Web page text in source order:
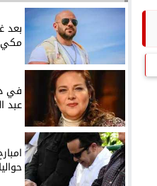
مكي
في
عبد